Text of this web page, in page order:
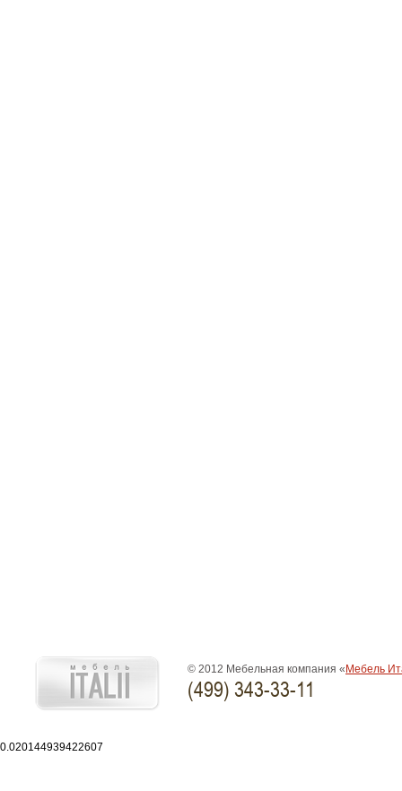
© 2012 Мебельная компания « Мебель
(499) 343-33-11
0.020144939422607